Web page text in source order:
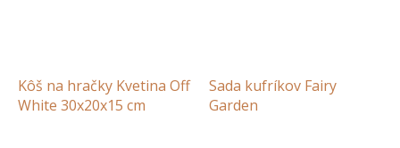
Kôš na hračky Kvetina Off
White 30x20x15 cm
Sada kufríkov Fairy
Garden